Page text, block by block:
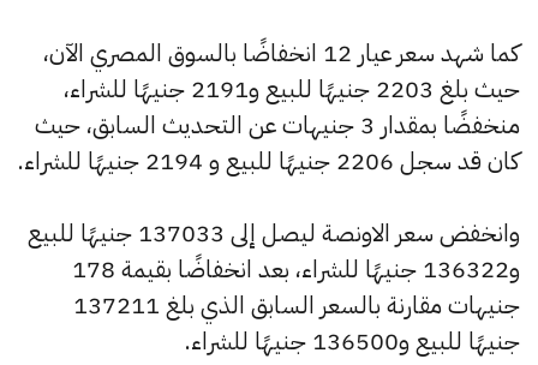
كما شهد سعر عيار 12 انخفاضًا بالسوق المصري الآن،
حيث بلغ 2203 جنيهًا للبيع و2191 جنيهًا للشراء،
منخفضًا بمقدار 3 جنيهات عن التحديث السابق، حيث
كان قد سجل 2206 جنيهًا للبيع و 2194 جنيهًا للشراء.
وانخفض سعر الاونصة ليصل إلى 137033 جنيهًا للبيع
و136322 جنيهًا للشراء، بعد انخفاضًا بقيمة 178
جنيهات مقارنة بالسعر السابق الذي بلغ 137211
جنيهًا للبيع و136500 جنيهًا للشراء.